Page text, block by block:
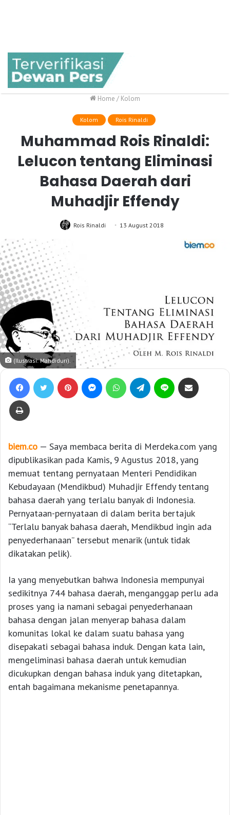
Home / Kolom
Kolom Rois Rinaldi
Muhammad Rois Rinaldi:
Lelucon tentang Eliminasi
Bahasa Daerah dari
Muhadjir Effendy
Rois Rinaldi 13 August 2018
(Ilustrasi: Mahdiduri).
biem.co — Saya membaca berita di Merdeka.com yang
dipublikasikan pada Kamis, 9 Agustus 2018, yang
memuat tentang pernyataan Menteri Pendidikan
Kebudayaan (Mendikbud) Muhadjir Effendy tentang
bahasa daerah yang terlalu banyak di Indonesia.
Pernyataan-pernyataan di dalam berita bertajuk
“Terlalu banyak bahasa daerah, Mendikbud ingin ada
penyederhanaan” tersebut menarik (untuk tidak
dikatakan pelik).
Ia yang menyebutkan bahwa Indonesia mempunyai
sedikitnya 744 bahasa daerah, menganggap perlu ada
proses yang ia namani sebagai penyederhanaan
bahasa dengan jalan menyerap bahasa dalam
komunitas lokal ke dalam suatu bahasa yang
disepakati sebagai bahasa induk. Dengan kata lain,
mengeliminasi bahasa daerah untuk kemudian
dicukupkan dengan bahasa induk yang ditetapkan,
entah bagaimana mekanisme penetapannya.